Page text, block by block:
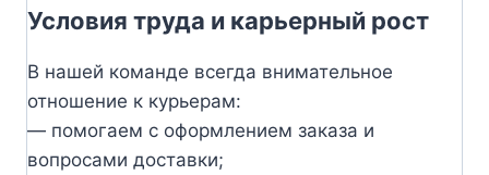
Условия труда и карьерный рост
В нашей команде всегда внимательное
отношение к курьерам:
— помогаем с оформлением заказа и
вопросами доставки;